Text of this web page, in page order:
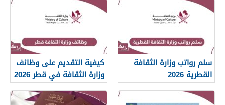
سلم رواتب وزارة الثقافة
القطرية 2026
كيفية التقديم على وظائف
وزارة الثقافة في قطر 2026